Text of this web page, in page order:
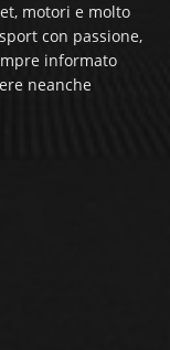
motori e molto
con passione,
informato
neanche